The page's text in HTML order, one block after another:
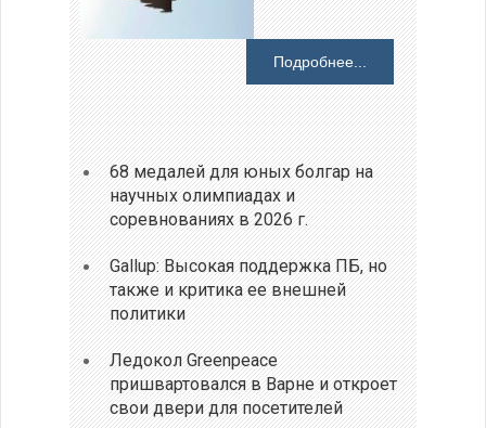
Подробнее...
68 медалей для юных болгар на
научных олимпиадах и
соревнованиях в 2026 г.
Gallup: Высокая поддержка ПБ, но
также и критика ее внешней
политики
Ледокол Greenpeace
пришвартовался в Варне и откроет
свои двери для посетителей